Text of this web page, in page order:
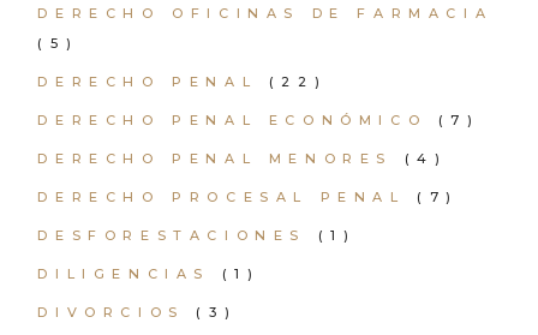
DERECHO OFICINAS DE FARMACIA
(5)
DERECHO PENAL (22)
DERECHO PENAL ECONÓMICO (7)
DERECHO PENAL MENORES (4)
DERECHO PROCESAL PENAL (7)
DESFORESTACIONES (1)
DILIGENCIAS (1)
DIVORCIOS (3)